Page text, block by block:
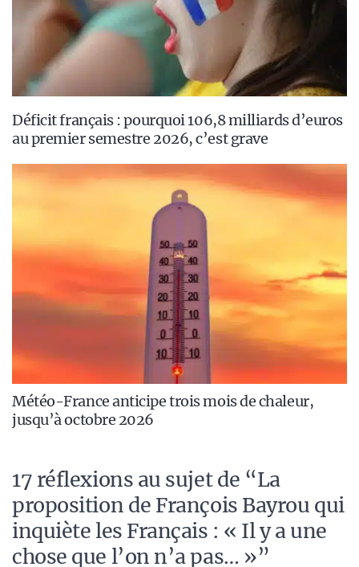
Déficit français : pourquoi 106,8 milliards d’euros
au premier semestre 2026, c’est grave
Météo-France anticipe trois mois de chaleur,
jusqu’à octobre 2026
17 réflexions au sujet de “La
proposition de François Bayrou qui
inquiète les Français : « Il y a une
chose que l’on n’a pas… »”